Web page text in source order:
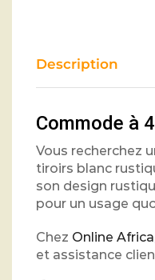
Description
Commode à
Vous recherchez
tiroirs blanc
son design
pour un usage
Chez Online
et assistance